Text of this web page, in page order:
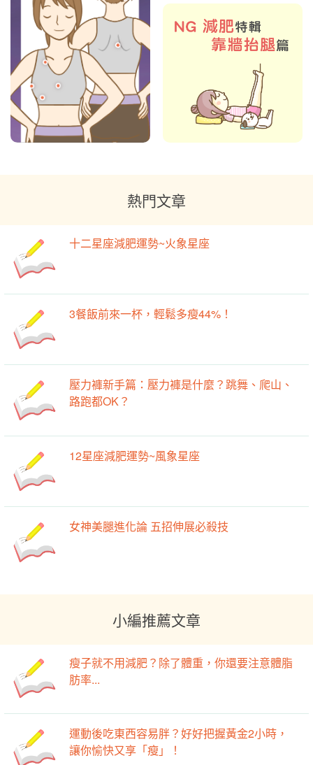
熱門文章
十二星座減肥運勢~火象星座
3餐飯前來一杯，輕鬆多瘦44%！
壓力褲新手篇：壓力褲是什麼？跳舞、爬山、
路跑都OK？
12星座減肥運勢~風象星座
女神美腿進化論 五招伸展必殺技
小編推薦文章
瘦子就不用減肥？除了體重，你還要注意體脂
肪率...
運動後吃東西容易胖？好好把握黃金2小時，
讓你愉快又享「瘦」！